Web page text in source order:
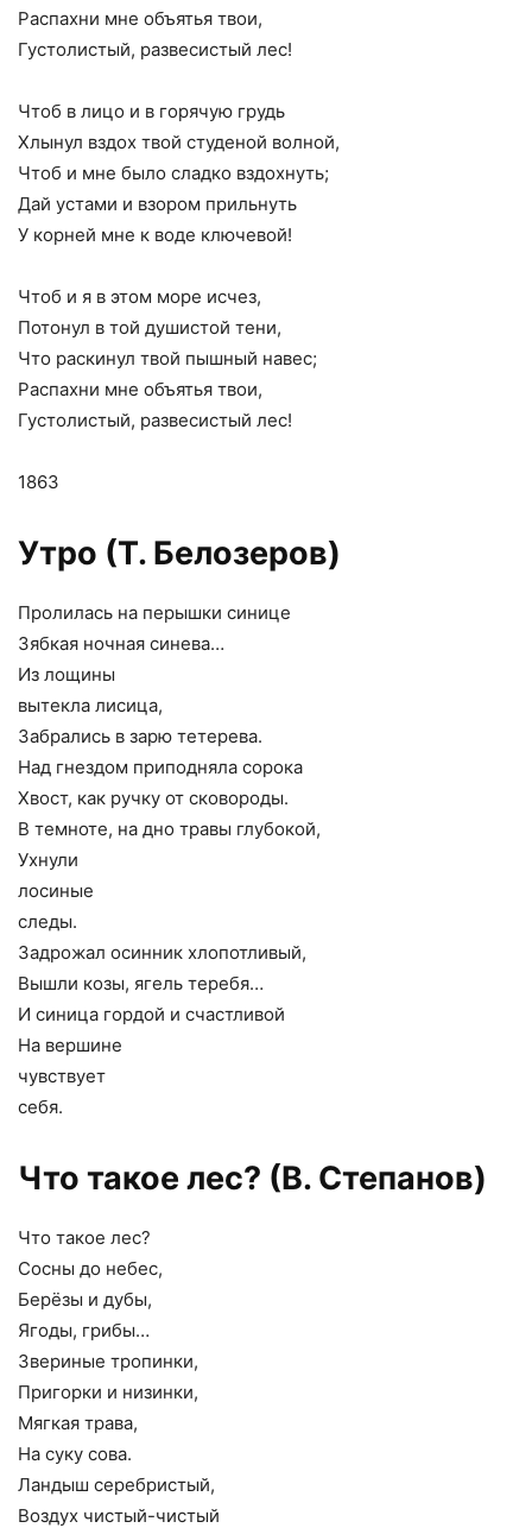
Распахни мне объятья твои,
Густолистый, развесистый лес!
Чтоб в лицо и в горячую грудь
Хлынул вздох твой студеной волной,
Чтоб и мне было сладко вздохнуть;
Дай устами и взором прильнуть
У корней мне к воде ключевой!
Чтоб и я в этом море исчез,
Потонул в той душистой тени,
Что раскинул твой пышный навес;
Распахни мне объятья твои,
Густолистый, развесистый лес!
1863
Утро (Т. Белозеров)
Пролилась на перышки синице
Зябкая ночная синева…
Из лощины
вытекла лисица,
Забрались в зарю тетерева.
Над гнездом приподняла сорока
Хвост, как ручку от сковороды.
В темноте, на дно травы глубокой,
Ухнули
лосиные
следы.
Задрожал осинник хлопотливый,
Вышли козы, ягель теребя…
И синица гордой и счастливой
На вершине
чувствует
себя.
Что такое лес? (В. Степанов)
Что такое лес?
Сосны до небес,
Берёзы и дубы,
Ягоды, грибы…
Звериные тропинки,
Пригорки и низинки,
Мягкая трава,
На суку сова.
Ландыш серебристый,
Воздух чистый-чистый